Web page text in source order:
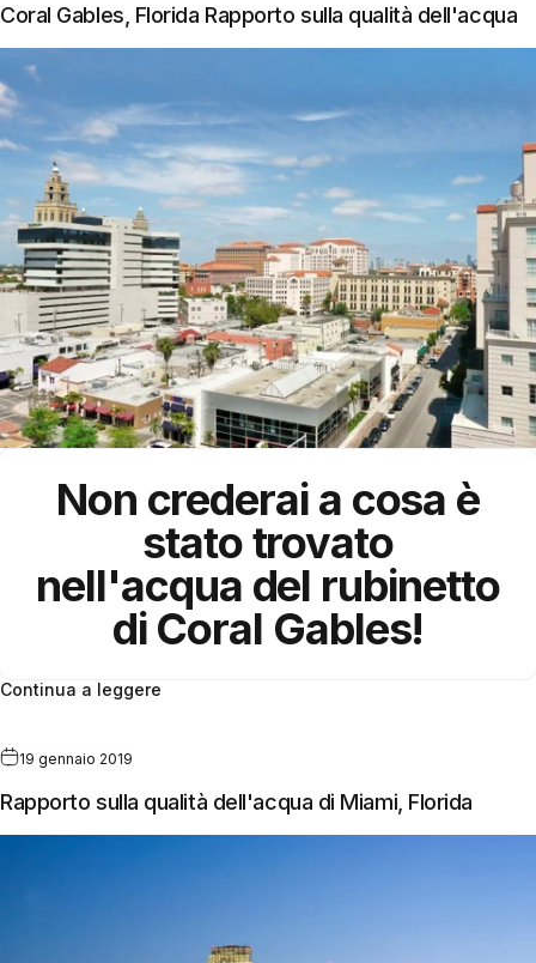
Coral Gables, Florida Rapporto sulla qualità dell'acqua
Non crederai a cosa è
stato trovato
nell'acqua del rubinetto
di Coral Gables!
Continua a leggere
19 gennaio 2019
Rapporto sulla qualità dell'acqua di Miami, Florida